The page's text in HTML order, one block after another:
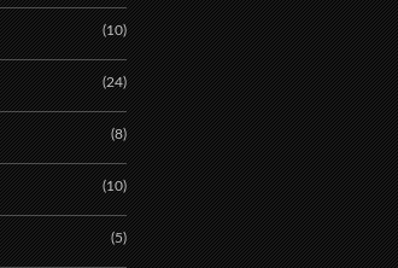
(10)
(24)
(8)
(10)
(5)